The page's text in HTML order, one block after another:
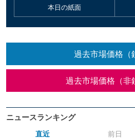
本日の紙面
過去市場価格（
過去市場価格（非
ニュースランキング
直近
前日